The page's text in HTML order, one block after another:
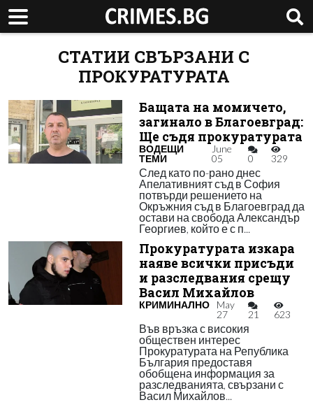
СТАТИИ СВЪРЗАНИ С
ПРОКУРАТУРАТА
Бащата на момичето,
загинало в Благоевград:
Ще съдя прокуратурата
ВОДЕЩИ
ТЕМИ
June
05
0 329
След като по-рано днес
Апелативният съд в София
потвърди решението на
Окръжния съд в Благоевград да
остави на свобода Александър
Георгиев, който е с п...
Прокуратурата изкара
наяве всички присъди
и разследвания срещу
Васил Михайлов
КРИМИНАЛНО
May
27
21 623
Във връзка с високия
обществен интерес
Прокуратурата на Република
България предоставя
обобщена информация за
разследванията, свързани с
Васил Михайлов...